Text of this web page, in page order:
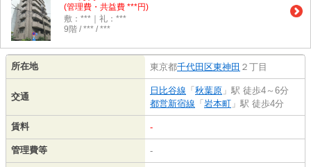
(管理費・共益費 ***円)
敷：***｜礼：***
9階 / *** / ***
所在地 東京都千代田区東神田 ２丁目
交通
日比谷線 「 秋葉原 」駅 徒歩4～6分
都営新宿線 「 岩本町 」駅 徒歩4分
賃料 -
管理費等 -